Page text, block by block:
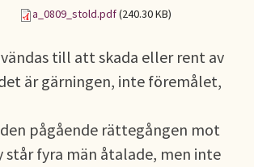
a_0809_stold.pdf(240.30 KB)
till att skada eller rent av
är gärningen, inte föremålet,
pågående rättegången mot
står fyra män åtalade, men inte